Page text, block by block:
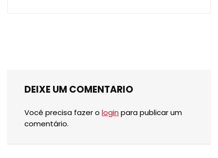
DEIXE UM COMENTARIO
Você precisa fazer o login para publicar um
comentário.